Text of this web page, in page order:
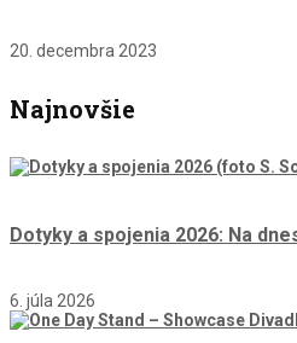
20. decembra 2023
Najnovšie
Dotyky a spojenia 2026: Na
6. júla 2026